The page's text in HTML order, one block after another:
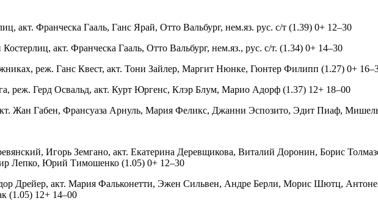
акт. Франческа Гааль, Ганс Ярай, Отто Вальбург, нем.яз. рус. с/т (1.39) 0+ 12–30
акт. Франческа Гааль, Отто Вальбург, нем.яз., рус. с/т. (1.34) 0+ 14–30
реж. Ганс Квест, акт. Тони Зайлер, Маргит Нюнке, Гюнтер Филипп (1.27) 0+
реж. Герд Освальд, акт. Курт Юргенс, Клэр Блум, Марио Адорф (1.37) 12+ 18–00
Жан Габен, Франсуаза Арнуль, Мария Феликс, Джанни Эспозито, Эдит Пиаф,
Игорь Земгано, акт. Екатерина Деревщикова, Виталий Доронин, Борис
Лепко, Юрий Тимошенко (1.05) 0+ 12–30
Дрейер, акт. Мария Фальконетти, Эжен Сильвен, Андре Берли, Морис Шютц,
(1.05) 12+ 14–00